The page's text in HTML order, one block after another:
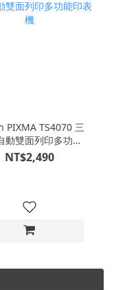
PIXMA TS4070 三
動雙面列印多功能
印表機
NT$2,490